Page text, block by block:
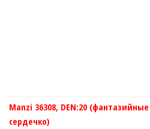
Manzi 36308, DEN:20
сердечко)